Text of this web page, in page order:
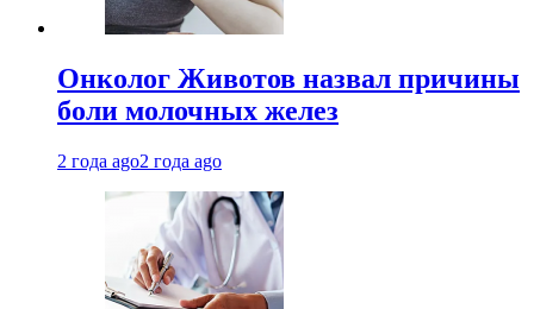
Онколог Животов назвал причины
боли молочных желез
2 года ago2 года ago